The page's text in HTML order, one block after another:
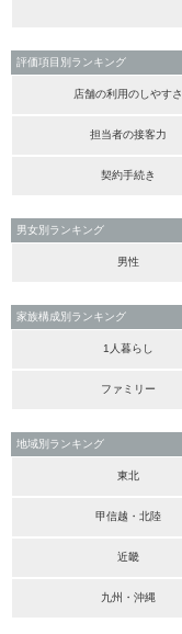
評価項目別ランキング
店舗の利用のしやすさ
担当者の接客力
契約手続き
男女別ランキング
男性
家族構成別ランキング
1人暮らし
ファミリー
地域別ランキング
東北
甲信越・北陸
近畿
九州・沖縄